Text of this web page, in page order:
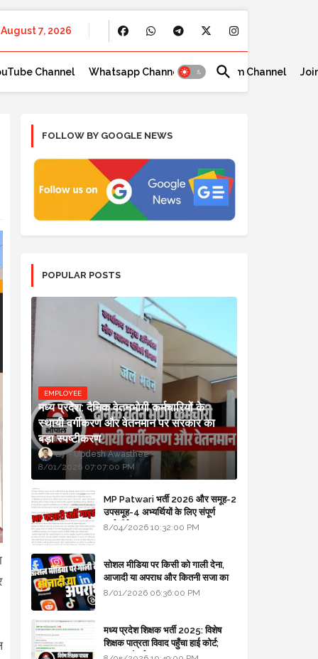
August 7, 2026
Channel Whatsapp Channel Telegram Channel
FOLLOW BY GOOGLE NEWS
POPULAR POSTS
EMPLOYEE
मध्य प्रदेश: दैनिक वेतनभोगी कर्मचारियों के
स्थायी वर्गीकरण और वेतनमान पर सरकार का
बड़ा स्पष्टीकरण
Updesh Awasthee
8/01/2026 07:07:00 PM
MP Patwari भर्ती 2026 और समूह-2
उपसमूह-4 अभ्यर्थियों के लिए संपूर्ण
मार्गदर्शिका
8/04/2026 10:32:00 PM
सोशल मीडिया पर किसी को गाली देना,
आजादी या अपराध और कितनी सजा का
प्रावधान - free legal advice
8/01/2026 06:36:00 PM
मध्य प्रदेश शिक्षक भर्ती 2025: विशेष
शिक्षक पात्रता विवाद पहुँचा हाई कोर्ट;
सरकार से माँगा जवाब